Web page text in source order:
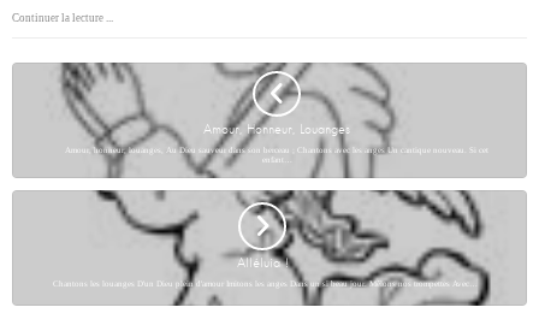
Continuer la lecture ...
Amour, Honneur, Louanges
Amour, honneur, louanges, Au Dieu sauveur dans son berceau ; Chantons avec les anges Un cantique nouveau. Si cet
enfant…
Alléluia !
Chantons les louanges D'un Dieu plein d'amour Imitons les anges Dans un si beau jour. Mêlons nos trompettes Avec…